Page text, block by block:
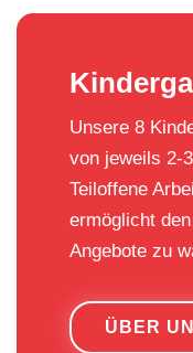
Unsere 8
von jeweils 2-
Teiloffene
ermöglicht
Angebote zu
ÜBER